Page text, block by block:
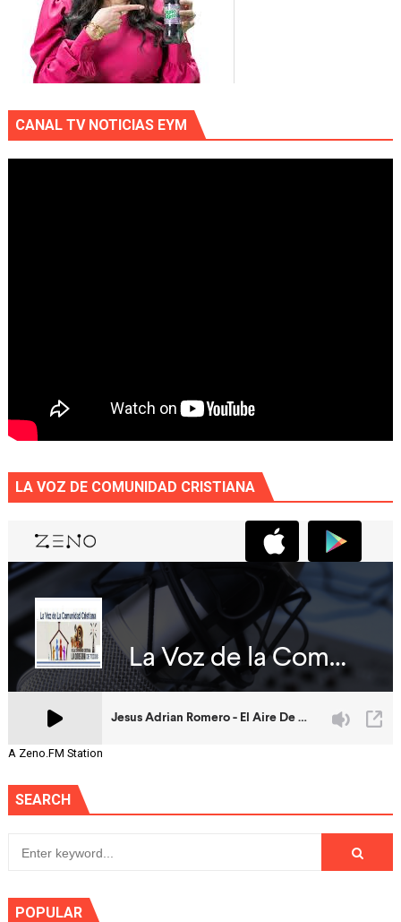
CANAL TV NOTICIAS EYM
LA VOZ DE COMUNIDAD CRISTIANA
A Zeno.FM Station
SEARCH
POPULAR